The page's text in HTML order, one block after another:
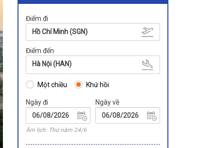
Điểm đi
Hồ Chí Minh (SGN)
Điểm đến
Hà Nội (HAN)
Một chiều Khứ hồi
Ngày đi
Âm lịch: Thứ năm 24/6
Ngày về